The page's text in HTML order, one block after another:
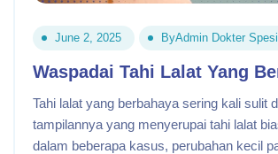
June 2, 2025 ByAdmin Dokter
Waspadai Tahi Lalat Yang
Tahi lalat yang berbahaya sering kali sulit
tampilannya yang menyerupai tahi lalat
dalam beberapa kasus, perubahan kecil